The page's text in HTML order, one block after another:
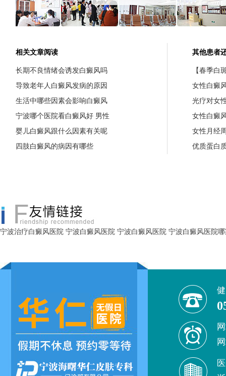
相关文章阅读
长期不良情绪会诱发白癜风吗
导致老年人白癜风发病的原因
生活中哪些因素会影响白癜风
宁波哪个医院看白癜风好 男性
婴儿白癜风跟什么因素有关呢
四肢白癜风的病因有哪些
其他患者
【春季白
女性白癜
光疗对女
女性白癜
女性月经
优质蛋白
宁波治疗白癜风医院 宁波白癜风医院 宁波白癜风医院 宁波白癜风医院